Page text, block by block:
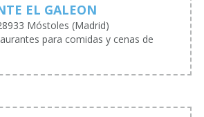
EL GALEON
Móstoles (Madrid)
para comidas y cenas de